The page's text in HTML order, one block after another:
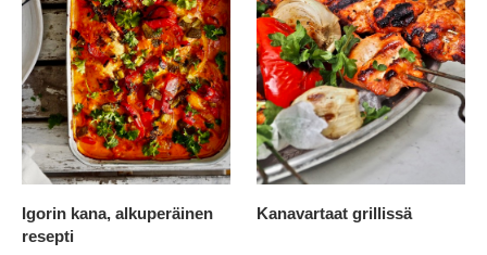
Igorin kana, alkuperäinen
resepti
Kanavartaat grillissä